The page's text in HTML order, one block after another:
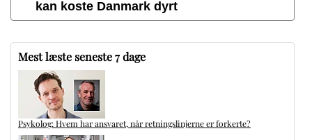
kan koste Danmark dyrt
Mest læste seneste 7 dage
Psykolog: Hvem har ansvaret, når retningslinjerne er forkerte?